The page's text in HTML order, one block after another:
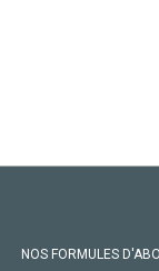
NOS FORMULES